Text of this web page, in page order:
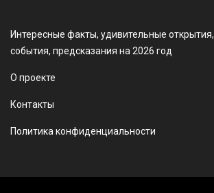
Интересные факты, удивительные открытия,
события, предсказания на 2026 год
О проекте
Контакты
Политика конфиденциальности